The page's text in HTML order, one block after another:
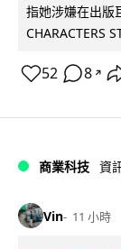
指她涉嫌在出版
CHARACTERS
52 8 ↗
商業科技 資
Vin 11 小時